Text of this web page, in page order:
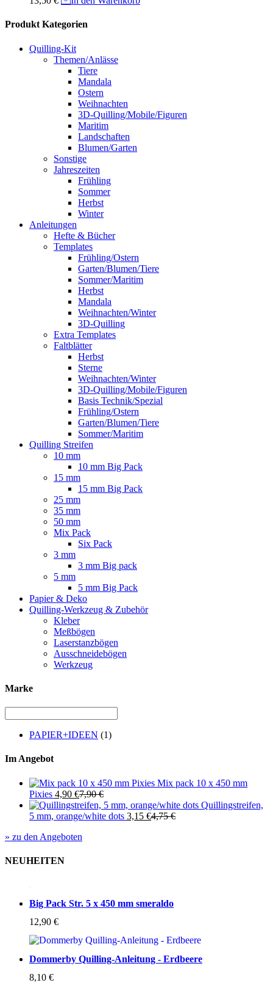
Produkt Kategorien
Quilling-Kit
Themen/Anlässe
Tiere
Mandala
Ostern
Weihnachten
3D-Quilling/Mobile/Figuren
Maritim
Landschaften
Blumen/Garten
Sonstige
Jahreszeiten
Frühling
Sommer
Herbst
Winter
Anleitungen
Hefte & Bücher
Templates
Frühling/Ostern
Garten/Blumen/Tiere
Sommer/Maritim
Herbst
Mandala
Weihnachten/Winter
3D-Quilling
Extra Templates
Faltblätter
Herbst
Sterne
Weihnachten/Winter
3D-Quilling/Mobile/Figuren
Basis Technik/Spezial
Frühling/Ostern
Garten/Blumen/Tiere
Sommer/Maritim
Quilling Streifen
10 mm
10 mm Big Pack
15 mm
15 mm Big Pack
25 mm
35 mm
50 mm
Mix Pack
Six Pack
3 mm
3 mm Big pack
5 mm
5 mm Big Pack
Papier & Deko
Quilling-Werkzeug & Zubehör
Kleber
Meßbögen
Laserstanzbögen
Ausschneidebögen
Werkzeug
Marke
PAPIER+IDEEN (1)
Im Angebot
Mix pack 10 x 450 mm
Pixies 4,90 €7,90€
Quillingstreifen,
5 mm, orange/white dots 3,15 €4,75€
» zu den Angeboten
NEUHEITEN
Big Pack Str. 5 x 450 mm smeraldo
12,90 €
Dommerby Quilling-Anleitung - Erdbeere
8,10 €